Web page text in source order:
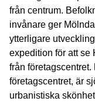
från centrum.
invånare ger
ytterligare
expedition för att se
från
företagscentret, är
urbanistiska